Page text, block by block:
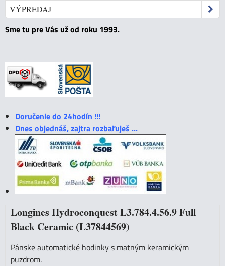
VÝPREDAJ
Sme tu pre Vás už od roku 1993.
Doručenie do 24hodín !!!
Dnes objednáš, zajtra rozbaľuješ ...
Longines Hydroconquest L3.784.4.56.9 Full
Black Ceramic (L37844569)
Pánske automatické hodinky s matným keramickým
puzdrom.